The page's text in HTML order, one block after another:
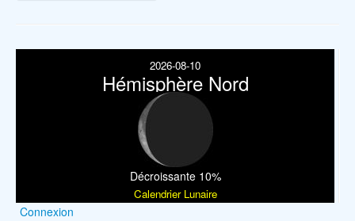
2026-08-10
Hémisphère Nord
Décroissante 10%
Calendrier Lunaire
Connexion